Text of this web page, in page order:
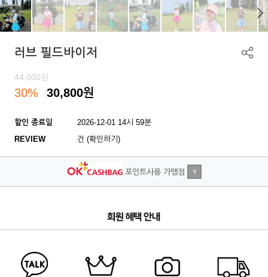
러브 필드바이저
44,000원
30% 30,800원
할인 종료일
2026-12-01 14시 59분
REVIEW
건 (확인하기)
포인트사용 가맹점 ?